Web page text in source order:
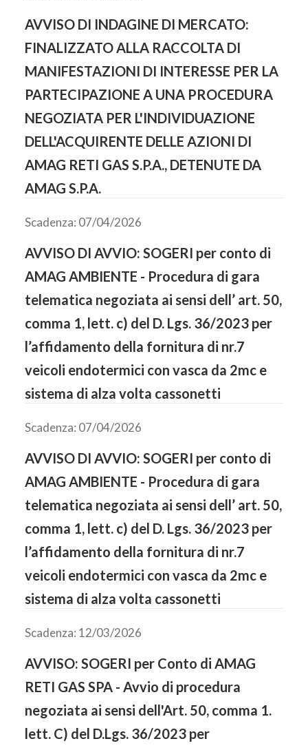
AVVISO DI INDAGINE DI MERCATO:
FINALIZZATO ALLA RACCOLTA DI
MANIFESTAZIONI DI INTERESSE PER LA
PARTECIPAZIONE A UNA PROCEDURA
NEGOZIATA PER L'INDIVIDUAZIONE
DELL'ACQUIRENTE DELLE AZIONI DI
AMAG RETI GAS S.P.A., DETENUTE DA
AMAG S.P.A.
Scadenza: 07/04/2026
AVVISO DI AVVIO: SOGERI per conto di
AMAG AMBIENTE - Procedura di gara
telematica negoziata ai sensi dell’ art. 50,
comma 1, lett. c) del D. Lgs. 36/2023 per
l’affidamento della fornitura di nr.7
veicoli endotermici con vasca da 2mc e
sistema di alza volta cassonetti
Scadenza: 07/04/2026
AVVISO DI AVVIO: SOGERI per conto di
AMAG AMBIENTE - Procedura di gara
telematica negoziata ai sensi dell’ art. 50,
comma 1, lett. c) del D. Lgs. 36/2023 per
l’affidamento della fornitura di nr.7
veicoli endotermici con vasca da 2mc e
sistema di alza volta cassonetti
Scadenza: 12/03/2026
AVVISO: SOGERI per Conto di AMAG
RETI GAS SPA - Avvio di procedura
negoziata ai sensi dell'Art. 50, comma 1.
lett. C) del D.Lgs. 36/2023 per